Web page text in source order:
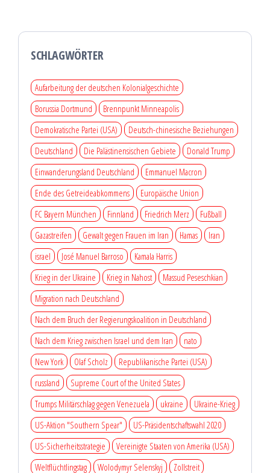
SCHLAGWÖRTER
Aufarbeitung der deutschen Kolonialgeschichte
Borussia Dortmund
Brennpunkt Minneapolis
Demokratische Partei (USA)
Deutsch-chinesische Beziehungen
Deutschland
Die Palästinensischen Gebiete
Donald Trump
Einwanderungsland Deutschland
Emmanuel Macron
Ende des Getreideabkommens
Europäische Union
FC Bayern München
Finnland Friedrich Merz
Fußball
Gazastreifen
Gewalt gegen Frauen im Iran Hamas
Iran
israel
José Manuel Barroso
Kamala Harris
Krieg in der Ukraine
Krieg in Nahost
Massud Peseschkian
Migration nach Deutschland
Nach dem Bruch der Regierungskoalition in Deutschland
Nach dem Krieg zwischen Israel und dem Iran
nato
New York
Olaf Scholz
Republikanische Partei (USA)
russland
Supreme Court of the United States
Trumps Militärschlag gegen Venezuela
ukraine
Ukraine-Krieg
US-Aktion "Southern Spear"
US-Präsidentschaftswahl 2020
US-Sicherheitsstrategie
Vereinigte Staaten von Amerika (USA)
Weltflüchtlingstag
Wolodymyr Selenskyj Zollstreit